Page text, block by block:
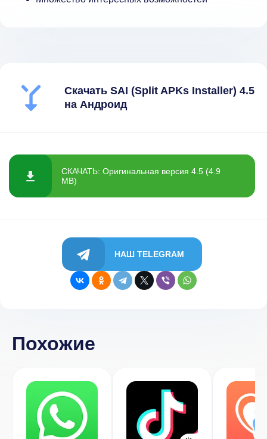
Скачать SAI (Split APKs Installer) 4.5
на Андроид
СКАЧАТЬ: Оригинальная версия 4.5 (4.9
MB)
НАШ TELEGRAM
Похожие